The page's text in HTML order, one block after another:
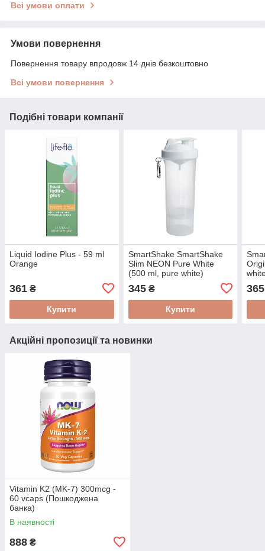
Всі умови оплати
Умови повернення
Повернення товару впродовж 14 днів безкоштовно
Всі умови повернення
Подібні товари компанії
Liquid Iodine Plus - 59 ml
Orange
361 ₴
Купити
SmartShake SmartShake
Slim NEON Pure White
(500 ml, pure white)
345₴
Купити
365
Акційні пропозиції та новинки
Vitamin K2 (MK-7) 300mcg -
60 vcaps (Пошкоджена
банка)
В наявності
888 ₴